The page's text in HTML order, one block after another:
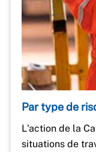
Par type de
L'action de la
situations de